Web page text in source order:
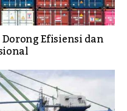
Efisiensi dan